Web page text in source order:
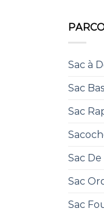
Sac à
Sac
Sac
Sac
Sac
Sac